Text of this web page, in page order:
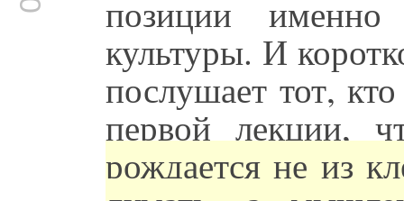
позиции
культуры. И
послушает тот,
первой лекции,
рождается не из